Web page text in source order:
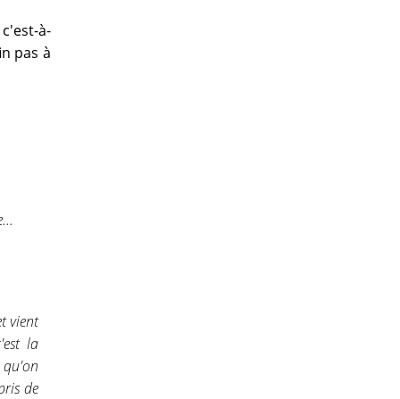
à-
pas à
vient
la
qu'on
de